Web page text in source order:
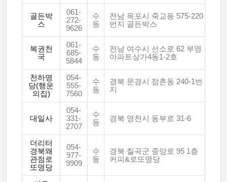
골든박
스
061-
272-
9626
수
동
전남 목포시 죽교동 575-220
번지 골든박스
복권천
국
061-
685-
5844
수
동
전남 여수시 선소로 62 부영
아파트상가4동1-2호
천하명
당(행운
의집)
054-
555-
7560
수
동
경북 문경시 점촌동 240-1번
지
대일사
054-
331-
2707
수
동
경북 영천시 동부로 31-6
더리터
경북왜
관점로
또명당
054-
977-
9909
수
동
경북 칠곡군 중앙로 95 1층
커피&로또명당